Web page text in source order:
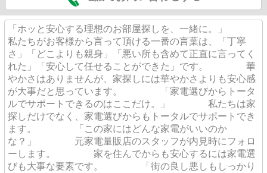
「ホッと安心する理想のお部屋探しを、一緒に。」
私たちがお客様から言って頂ける一番の言葉は、「丁寧
さ」「どこよりも親身」「悪い所も含めて正直に言ってく
れた」「安心して任せることができた」です。 華
やかさはありませんが、家探しには華やかさよりも安心感
が大事だと思っています。 「家電選びからトータ
ルでサポートできるのはここだけ。」 私たちは家
探しだけでなく、家電選びからもトータルでサポートでき
ます。 「この家にはどんな家電がいいのか
な？」 元家電量販店のスタッフが内見時にフォロ
ーします。 家を住んでからも安心するには家電選
びも大事な要素です。 「街の良し悪しもしっかり